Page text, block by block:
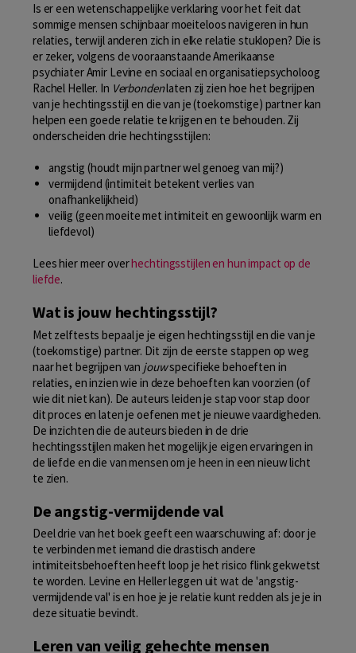
Is er een wetenschappelijke verklaring voor het feit dat
sommige mensen schijnbaar moeiteloos navigeren in hun
relaties, terwijl anderen zich in elke relatie stuklopen? Die is
er zeker, volgens de vooraanstaande Amerikaanse
psychiater Amir Levine en sociaal en organisatiepsycholoog
Rachel Heller. In Verbondenlaten zij zien hoe het begrijpen
van je hechtingsstijl en die van je (toekomstige) partner kan
helpen een goede relatie te krijgen en te behouden. Zij
onderscheiden drie hechtingsstijlen:
angstig (houdt mijn partner wel genoeg van mij?)
vermijdend (intimiteit betekent verlies van
onafhankelijkheid)
veilig (geen moeite met intimiteit en gewoonlijk warm en
liefdevol)
Lees hier meer overhechtingsstijlen en hun impact op de
liefde.
Wat is jouw hechtingsstijl?
Met zelftests bepaal je je eigen hechtingsstijl en die van je
(toekomstige) partner. Dit zijn de eerste stappen op weg
naar het begrijpen van jouwspecifieke behoeften in
relaties, en inzien wie in deze behoeften kan voorzien (of
wie dit niet kan). De auteurs leiden je stap voor stap door
dit proces en laten je oefenen met je nieuwe vaardigheden.
De inzichten die de auteurs bieden in de drie
hechtingsstijlen maken het mogelijk je eigen ervaringen in
de liefde en die van mensen om je heen in een nieuw licht
te zien.
De angstig-vermijdende val
Deel drie van het boek geeft een waarschuwing af: door je
te verbinden met iemand die drastisch andere
intimiteitsbehoeften heeft loop je het risico flink gekwetst
te worden. Levine en Heller leggen uit wat de 'angstig-
vermijdende val' is en hoe je je relatie kunt redden als je je in
deze situatie bevindt.
Leren van veilig gehechte mensen